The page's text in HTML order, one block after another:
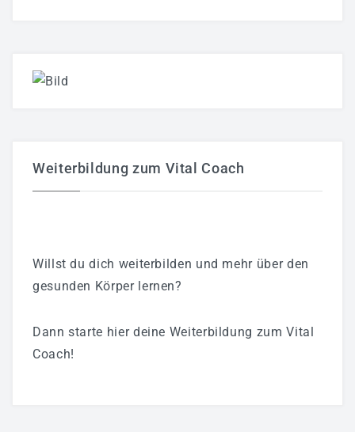
Weiterbildung zum Vital Coach
Willst du dich weiterbilden und mehr über den
gesunden Körper lernen?
Dann starte hier deine Weiterbildung zum Vital
Coach!